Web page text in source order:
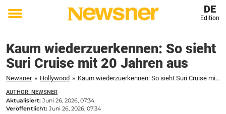
Toggle
DE
Edition
Kaum wiederzuerkennen: So sieht
Suri Cruise mit 20 Jahren aus
Newsner » Hollywood » Kaum wiederzuerkennen: So sieht Suri Cruise mit 20 Jahren aus
AUTHOR: NEWSNER
Aktualisiert: Juni 26, 2026, 07:34
Veröffentlicht: Juni 26, 2026, 07:34